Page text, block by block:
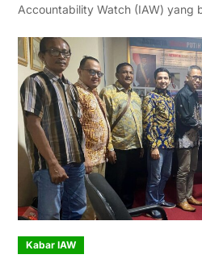
Accountability Watch (IAW) yang
Kabar IAW